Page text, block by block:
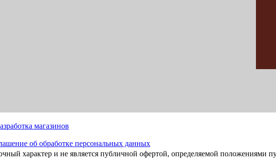
магазинов
об обработке персональных данных
характер и не является публичной офертой, определяемой положениями